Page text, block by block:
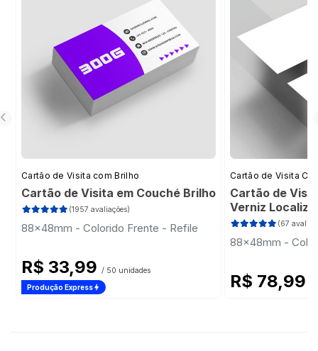
Cartão de Visita com Brilho
Cartão de Visita em Couché Brilho
(1957 avaliações)
88x48mm - Colorido Frente - Refile
R$ 33,99 / 50 unidades
Produção Express
Cartão de Visita
Cartão de
Verniz
(67
88x48mm -
R$ 78,99